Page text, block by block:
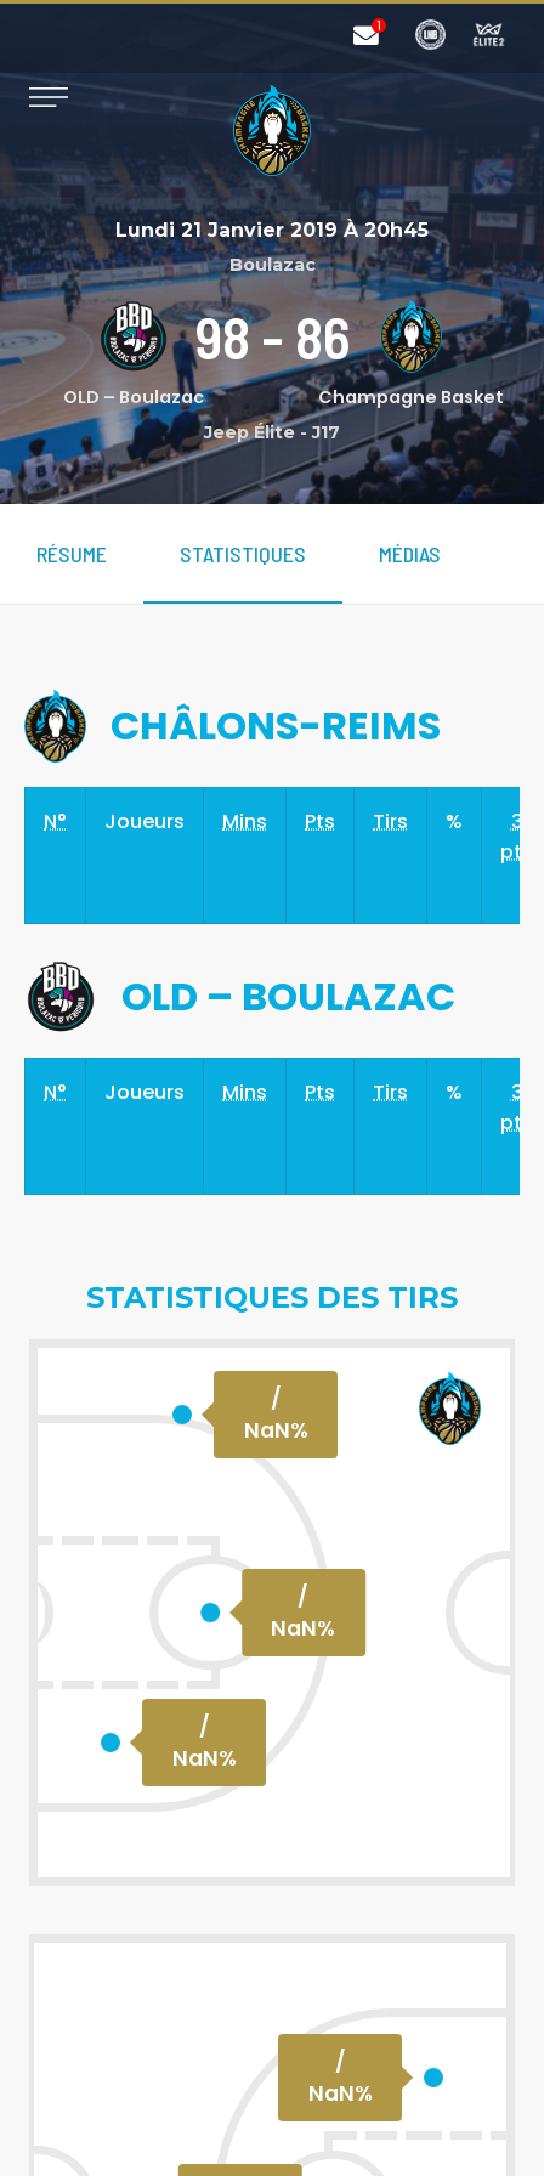
Lundi 21 Janvier 2019 À 20h45
Boulazac
Champagne Basket
86
-
98
OLD – Boulazac
Jeep Élite-J17
RÉSUME STATISTIQUES MÉDIAS
CHÂLONS-REIMS
N° Joueurs Mins Pts Tirs %
3
pts
OLD – BOULAZAC
N° Joueurs Mins Pts Tirs %
3
pts
STATISTIQUES DES TIRS
/
NaN%
/
NaN%
/
NaN%
/
NaN%